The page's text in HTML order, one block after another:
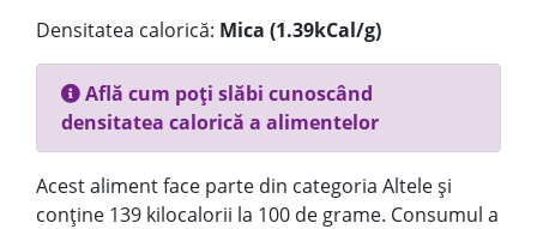
Densitatea calorică: Mica (1.39kCal/g)
Află cum poți slăbi cunoscând
densitatea calorică a alimentelor
Acest aliment face parte din categoria Altele și
conține 139 kilocalorii la 100 de grame. Consumul a